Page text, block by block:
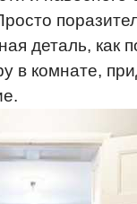
деталь, как
в комнате,